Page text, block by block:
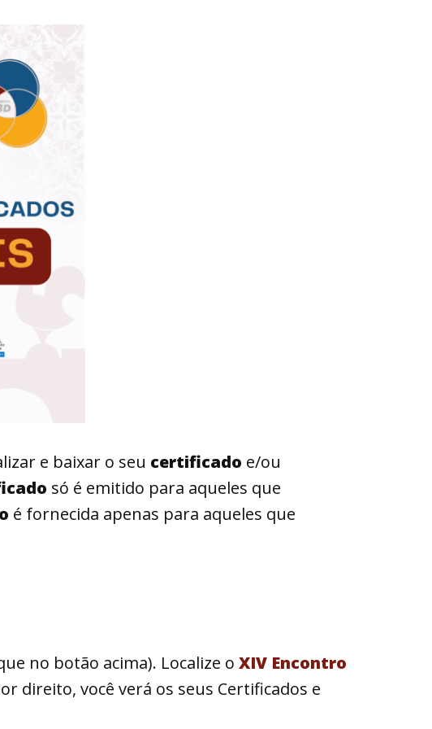
e baixar o seu certificado e/ou
só é emitido para aqueles que
é fornecida apenas para aqueles que
no botão acima). Localize o XIV Encontro
direito, você verá os seus Certificados e